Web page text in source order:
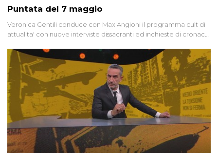
Puntata del 7 maggio
Veronica Gentili conduce con Max Angioni il programma cult di
attualita' con nuove interviste dissacranti ed inchieste di cronaca